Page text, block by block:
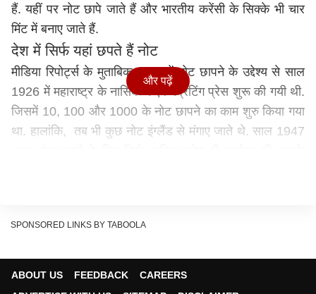
हैं. यहीं पर नोट छापे जाते हैं और भारतीय करेंसी के सिक्के भी चार
मिंट में बनाए जाते हैं.
देश में सिर्फ यहां छपते हैं नोट
मीडिया रिपोर्ट्स के मुताबिक, भारत में नोट छापने के उद्देश्य से साल
1926 में महाराष्ट्र के नासिक में एक प्रिंटिंग प्रेस शुरू की गयी थी.
जिसमें 10, 100 और 1000 के नोट छापने का काम शुरु किया गया
था. हालांकि, तब भी कुछ नोट इंग्लैंड से मंगाए जाते थे. साल 1947
फिर साल 2000 में पश्चिम बंगाल के सलबोनी में भी नोटों की छपाई
और पढ़ें
SPONSORED LINKS BY TABOOLA
ABOUT US FEEDBACK
CAREERS